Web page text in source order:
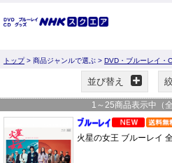
トップ> 商品ジャンルで選ぶ > DVD・ブルーレイ・
並び替え
1 ～ 25商品表示中（全
火星の女王 ブルーレイ